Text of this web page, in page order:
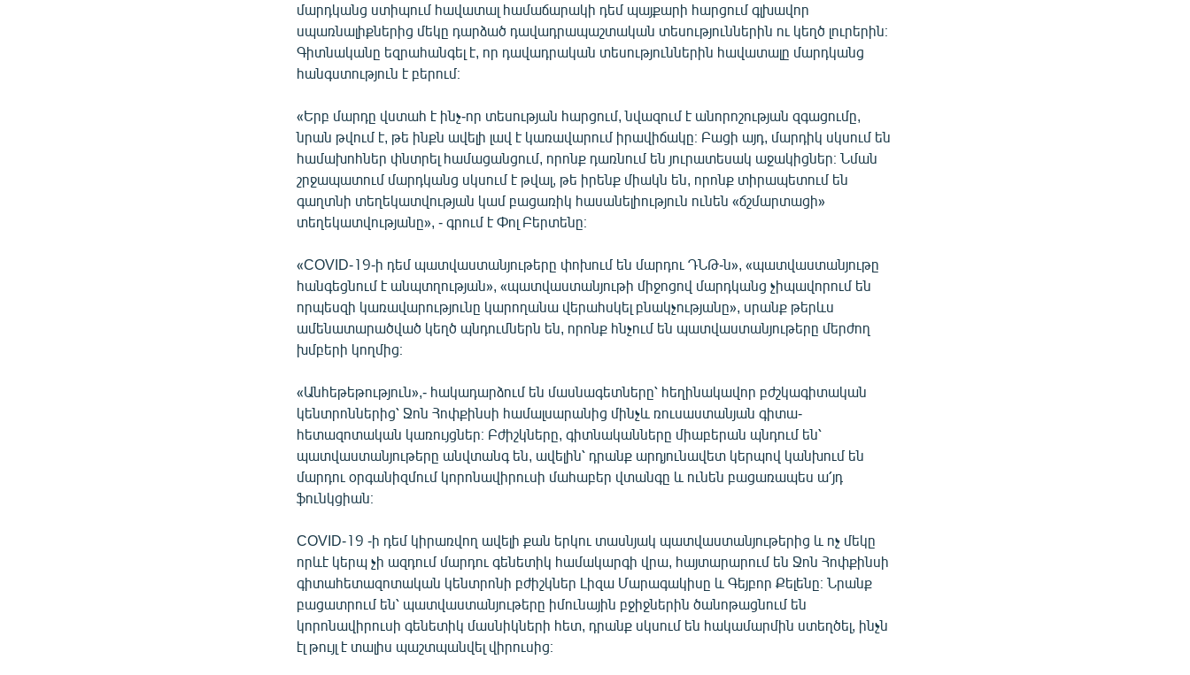
մարդկանց ստիպում հավատալ համաճարակի դեմ պայքարի հարցում գլխավոր
սպառնալիքներից մեկը դարձած դավադրապաշտական տեսություններին ու կեղծ լուրերին։
Գիտնականը եզրահանգել է, որ դավադրական տեսություններին հավատալը մարդկանց
հանգստություն է բերում։
«Երբ մարդը վստահ է ինչ-որ տեսության հարցում, նվազում է անորոշության զգացումը,
նրան թվում է, թե ինքն ավելի լավ է կառավարում իրավիճակը։ Բացի այդ, մարդիկ սկսում են
համախոհներ փնտրել համացանցում, որոնք դառնում են յուրատեսակ աջակիցներ։ Նման
շրջապատում մարդկանց սկսում է թվալ, թե իրենք միակն են, որոնք տիրապետում են
գաղտնի տեղեկատվության կամ բացառիկ հասանելիություն ունեն «ճշմարտացի»
տեղեկատվությանը», - գրում է Փոլ Բերտենը։
«COVID-19-ի դեմ պատվաստանյութերը փոխում են մարդու ԴՆԹ-ն», «պատվաստանյութը
հանգեցնում է անպտղության», «պատվաստանյութի միջոցով մարդկանց չիպավորում են
որպեսզի կառավարությունը կարողանա վերահսկել բնակչությանը», սրանք թերևս
ամենատարածված կեղծ պնդումներն են, որոնք հնչում են պատվաստանյութերը մերժող
խմբերի կողմից։
«Անհեթեթություն»,- հակադարձում են մասնագետները՝ հեղինակավոր բժշկագիտական
կենտրոններից՝ Ջոն Հոփքինսի համալսարանից մինչև ռուսաստանյան գիտա-
հետազոտական կառույցներ։ Բժիշկները, գիտնականները միաբերան պնդում են՝
պատվաստանյութերը անվտանգ են, ավելին՝ դրանք արդյունավետ կերպով կանխում են
մարդու օրգանիզմում կորոնավիրուսի մահաբեր վտանգը և ունեն բացառապես ա՛յդ
ֆունկցիան։
COVID-19 -ի դեմ կիրառվող ավելի քան երկու տասնյակ պատվաստանյութերից և ոչ մեկը
որևէ կերպ չի ազդում մարդու գենետիկ համակարգի վրա, հայտարարում են Ջոն Հոփքինսի
գիտահետազոտական կենտրոնի բժիշկներ Լիզա Մարագակիսը և Գեյբոր Քելենը։ Նրանք
բացատրում են՝ պատվաստանյութերը իմունային բջիջներին ծանոթացնում են
կորոնավիրուսի գենետիկ մասնիկների հետ, դրանք սկսում են հակամարմին ստեղծել, ինչն
էլ թույլ է տալիս պաշտպանվել վիրուսից։